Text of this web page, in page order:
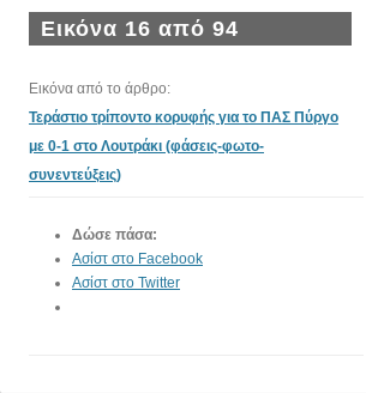
Εικόνα 16 από 94
Εικόνα από το άρθρο:
Τεράστιο τρίποντο κορυφής για το ΠΑΣ Πύργο
με 0-1 στο Λουτράκι (φάσεις-φωτο-
συνεντεύξεις)
Δώσε πάσα:
Ασίστ στο Facebook
Ασίστ στο Twitter